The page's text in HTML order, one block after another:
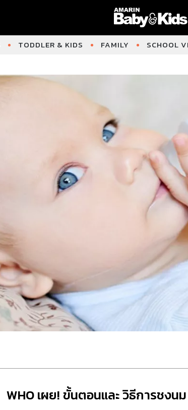
TODDLER & KIDS FAMILY SCHOOL
WHO เผย! ขั้นตอนและ วิธีการชงน